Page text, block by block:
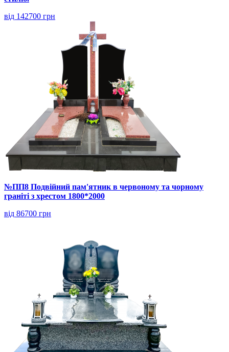
від 142700 грн
№ПП8 Подвійний пам'ятник в червоному та чорному
граніті з хрестом 1800*2000
від 86700 грн